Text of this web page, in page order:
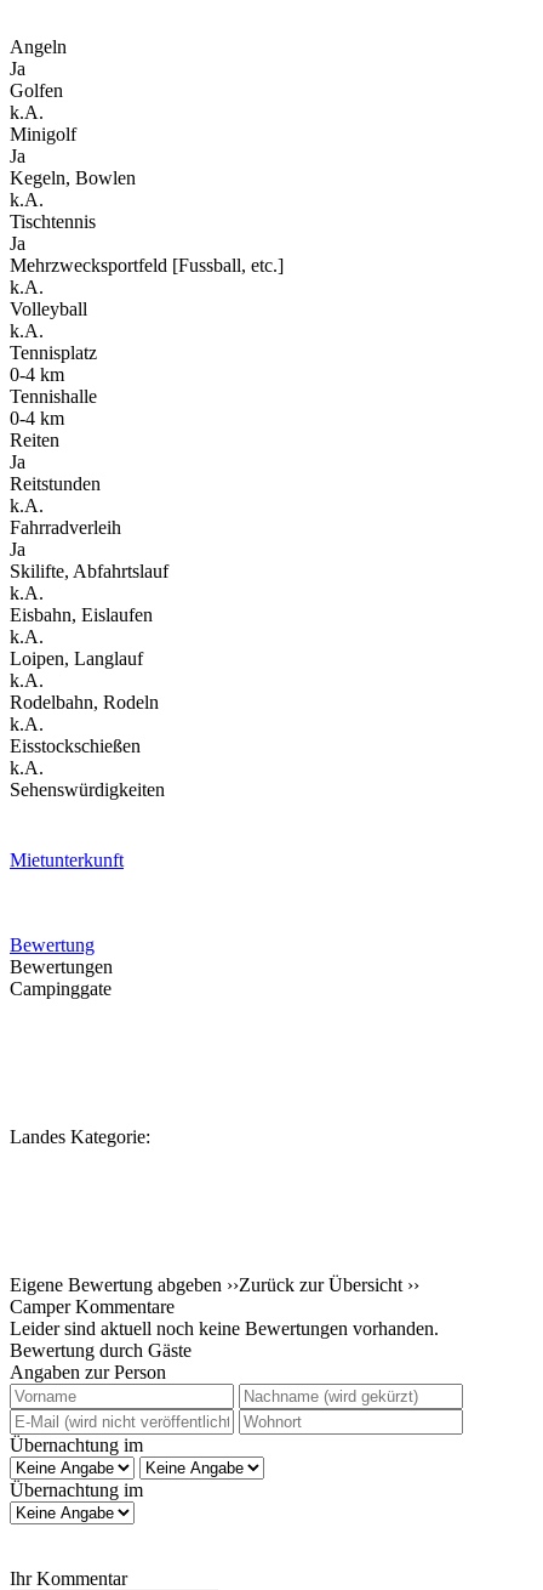
Angeln
Ja
Golfen
k.A.
Minigolf
Ja
Kegeln, Bowlen
k.A.
Tischtennis
Ja
Mehrzwecksportfeld [Fussball, etc.]
k.A.
Volleyball
k.A.
Tennisplatz
0-4 km
Tennishalle
0-4 km
Reiten
Ja
Reitstunden
k.A.
Fahrradverleih
Ja
Skilifte, Abfahrtslauf
k.A.
Eisbahn, Eislaufen
k.A.
Loipen, Langlauf
k.A.
Rodelbahn, Rodeln
k.A.
Eisstockschießen
k.A.
Sehenswürdigkeiten
Mietunterkunft
Bewertung
Bewertungen
Campinggate
Landes Kategorie:
Eigene Bewertung abgeben ››Zurück zur Übersicht ››
Camper Kommentare
Leider sind aktuell noch keine Bewertungen vorhanden.
Bewertung durch Gäste
Angaben zur Person
Übernachtung im
Übernachtung im
Ihr Kommentar